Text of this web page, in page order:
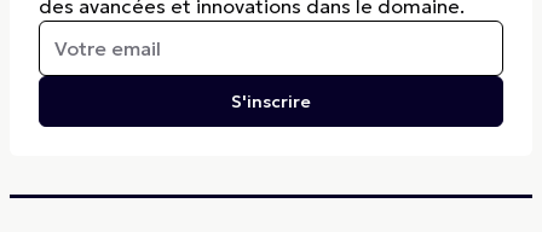
des avancées et innovations dans le domaine.
S'inscrire